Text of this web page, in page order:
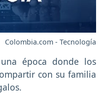
Colombia.com - Tecnología
época donde los
con su familia